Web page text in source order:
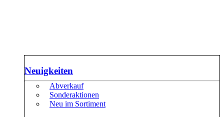
Neuigkeiten
Abverkauf
Sonderaktionen
Neu im Sortiment